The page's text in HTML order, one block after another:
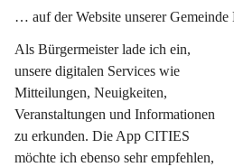
… auf der Website unserer Gemeinde
Als Bürgermeister lade ich ein,
unsere digitalen Services wie
Mitteilungen, Neuigkeiten,
Veranstaltungen und Informationen
zu erkunden. Die App CITIES
möchte ich ebenso sehr empfehlen,